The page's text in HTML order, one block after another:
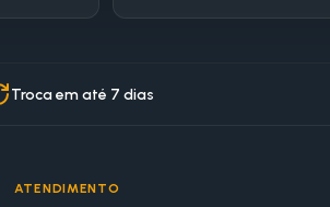
Troca em até 7 dias
ATENDIMENTO